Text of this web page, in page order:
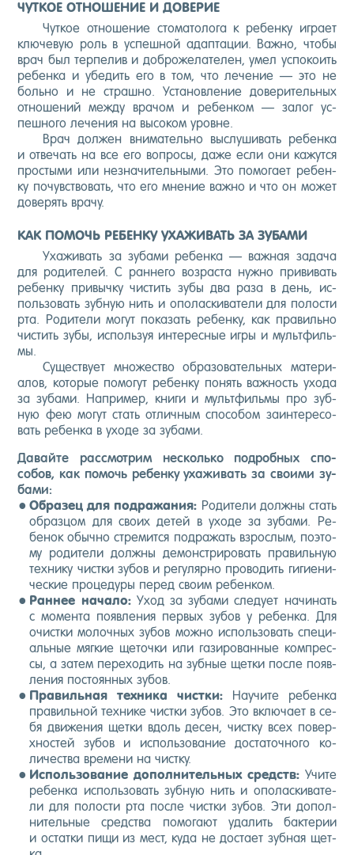
ЧУТКОЕ ОТНОШЕНИЕ И ДОВЕРИЕ
Чут­кое от­но­шение сто­мато­лога к ре­бен­ку иг­ра­ет
клю­чевую роль в ус­пешной адап­та­ции. Важ­но, что­бы
врач был тер­пе­лив и доб­ро­жела­телен, умел ус­по­ко­ить
ре­бен­ка и убе­дить его в том, что ле­чение — это не
боль­но и не страш­но. Ус­та­нов­ле­ние до­вери­тель­ных
от­но­шений меж­ду вра­чом и ре­бен­ком — за­лог ус­
пешно­го ле­чения на вы­соком уров­не.
Врач дол­жен вни­матель­но выс­лу­шивать ре­бен­ка
и от­ве­чать на все его воп­ро­сы, да­же ес­ли они ка­жут­ся
прос­ты­ми или нез­на­читель­ны­ми. Это по­мога­ет ре­бен­
ку по­чувс­тво­вать, что его мне­ние важ­но и что он мо­жет
до­верять вра­чу.
КАК ПОМОЧЬ РЕБЕНКУ УХАЖИВАТЬ ЗА ЗУБАМИ
Уха­живать за зу­бами ре­бен­ка — важ­ная за­дача
для ро­дите­лей. С ран­не­го воз­раста нуж­но при­вивать
ре­бен­ку при­выч­ку чис­тить зу­бы два ра­за в день, ис­
поль­зо­вать зуб­ную нить и опо­лас­ки­вате­ли для по­лос­ти
рта. Ро­дите­ли мо­гут по­казать ре­бен­ку, как пра­виль­но
чис­тить зу­бы, ис­поль­зуя ин­те­рес­ные иг­ры и муль­тфиль­
мы.
Су­щес­тву­ет мно­жес­тво об­ра­зова­тель­ных ма­тери­
алов, ко­торые по­могут ре­бен­ку по­нять важ­ность ухо­да
за зу­бами. Нап­ри­мер, кни­ги и муль­тфиль­мы про зуб­
ную фею мо­гут стать от­личным спо­собом за­ин­те­ресо­
вать ре­бен­ка в ухо­де за зу­бами.
Да­вай­те рас­смот­рим нес­коль­ко под­робных спо­
собов, как по­мочь ре­бен­ку уха­живать за сво­ими зу­
бами:
Об­ра­зец для под­ра­жания: Ро­дите­ли дол­жны стать
об­разцом для сво­их де­тей в ухо­де за зу­бами. Ре­
бенок обыч­но стре­мит­ся под­ра­жать взрос­лым, по­это­
му ро­дите­ли дол­жны де­монс­три­ровать пра­виль­ную
тех­ни­ку чис­тки зу­бов и ре­гуляр­но про­водить ги­ги­ени­
чес­кие про­цеду­ры пе­ред сво­им ре­бен­ком.
Ран­нее на­чало:Уход за зу­бами сле­ду­ет на­чинать
с мо­мен­та по­яв­ле­ния пер­вых зу­бов у ре­бен­ка. Для
очис­тки мо­лоч­ных зу­бов мож­но ис­поль­зо­вать спе­ци­
аль­ные мяг­кие ще­точ­ки или га­зиро­ван­ные ком­прес­
сы, а за­тем пе­рехо­дить на зуб­ные щет­ки пос­ле по­яв­
ле­ния пос­то­ян­ных зу­бов.
Пра­виль­ная тех­ни­ка чис­тки: На­учи­те ре­бен­ка
пра­виль­ной тех­ни­ке чис­тки зу­бов. Это вклю­ча­ет в се­
бя дви­жения щет­ки вдоль де­сен, чис­тку всех по­вер­
хнос­тей зу­бов и ис­поль­зо­вание дос­та­точ­но­го ко­
личес­тва вре­мени на чис­тку.
Ис­поль­зо­вание до­пол­ни­тель­ных средств:Учи­те
ре­бен­ка ис­поль­зо­вать зуб­ную нить и опо­лас­ки­вате­
ли для по­лос­ти рта пос­ле чис­тки зу­бов. Эти до­пол­
ни­тель­ные средс­тва по­мога­ют уда­лить бак­те­рии
и ос­татки пи­щи из мест, ку­да не дос­та­ет зуб­ная щет­